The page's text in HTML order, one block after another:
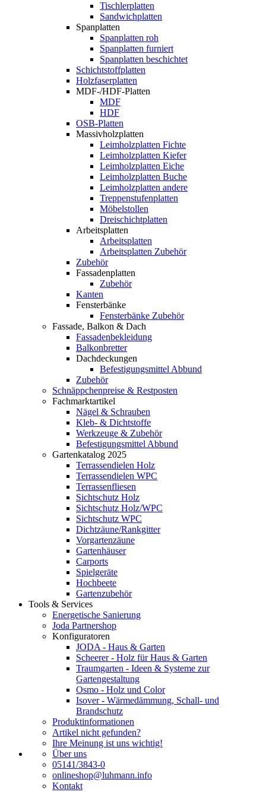
Tischlerplatten
Sandwichplatten
Spanplatten
Spanplatten roh
Spanplatten furniert
Spanplatten beschichtet
Schichtstoffplatten
Holzfaserplatten
MDF-/HDF-Platten
MDF
HDF
OSB-Platten
Massivholzplatten
Leimholzplatten Fichte
Leimholzplatten Kiefer
Leimholzplatten Eiche
Leimholzplatten Buche
Leimholzplatten andere
Treppenstufenplatten
Möbelstollen
Dreischichtplatten
Arbeitsplatten
Arbeitsplatten
Arbeitsplatten Zubehör
Zubehör
Fassadenplatten
Zubehör
Kanten
Fensterbänke
Fensterbänke Zubehör
Fassade, Balkon & Dach
Fassadenbekleidung
Balkonbretter
Dachdeckungen
Befestigungsmittel Abbund
Zubehör
Schnäppchenpreise & Restposten
Fachmarktartikel
Nägel & Schrauben
Kleb- & Dichtstoffe
Werkzeuge & Zubehör
Befestigungsmittel Abbund
Gartenkatalog 2025
Terrassendielen Holz
Terrassendielen WPC
Terrassenfliesen
Sichtschutz Holz
Sichtschutz Holz/WPC
Sichtschutz WPC
Dichtzäune/Rankgitter
Vorgartenzäune
Gartenhäuser
Carports
Spielgeräte
Hochbeete
Gartenzubehör
Tools & Services
Energetische Sanierung
Joda Partnershop
Konfiguratoren
JODA - Haus & Garten
Scheerer - Holz für Haus & Garten
Traumgarten - Ideen & Systeme zur
Gartengestaltung
Osmo - Holz und Color
Isover - Wärmedämmung, Schall- und
Brandschutz
Produktinformationen
Artikel nicht gefunden?
Ihre Meinung ist uns wichtig!
Über uns
05141/3843-0
onlineshop@luhmann.info
Kontakt